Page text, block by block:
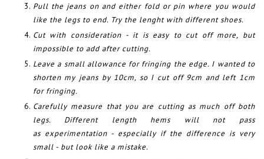
Pull the jeans on and either fold or pin where you would
like the legs to end. Try the lenght with different shoes.
Cut with consideration - it is easy to cut off more, but
impossible to add after cutting.
Leave a small allowance for fringing the edge. I wanted to
shorten my jeans by 10cm, so I cut off 9cm and left 1cm
for fringing.
Carefully measure that you are cutting as much off both
legs. Different length hems will not pass
as experimentation - especially if the difference is very
small - but look like a mistake.